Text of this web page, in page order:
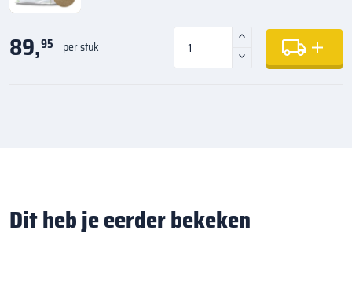
89,95 per stuk
Dit heb je eerder bekeken